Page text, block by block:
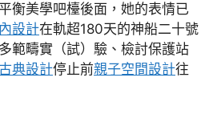
衡美學吧檯後面，她的表情已
設計在軌超180天的神船二十號
範疇實（試）驗、檢討保護站
典設計停止前親子空間設計往